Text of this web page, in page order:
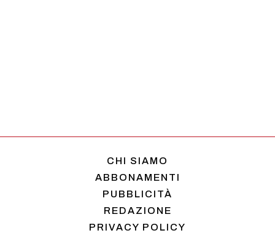
CHI SIAMO
ABBONAMENTI
PUBBLICITÀ
REDAZIONE
PRIVACY POLICY